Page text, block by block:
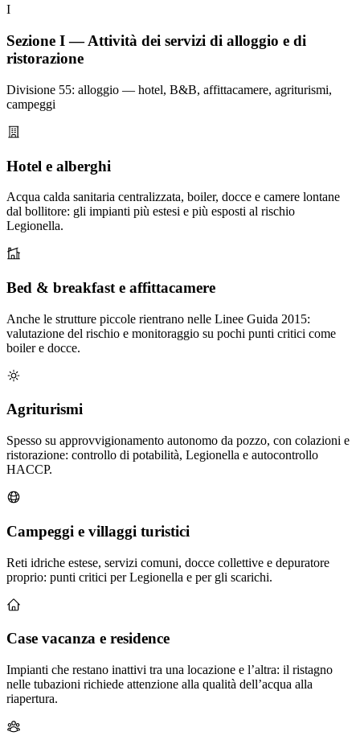
I
Sezione I—Attività dei servizi di alloggio e di
ristorazione
Divisione 55: alloggio — hotel, B&B, affittacamere, agriturismi,
campeggi
Hotel e alberghi
Acqua calda sanitaria centralizzata, boiler, docce e camere lontane
dal bollitore: gli impianti più estesi e più esposti al rischio
Legionella.
Bed & breakfast e affittacamere
Anche le strutture piccole rientrano nelle Linee Guida 2015:
valutazione del rischio e monitoraggio su pochi punti critici come
boiler e docce.
Agriturismi
Spesso su approvvigionamento autonomo da pozzo, con colazioni e
ristorazione: controllo di potabilità, Legionella e autocontrollo
HACCP.
Campeggi e villaggi turistici
Reti idriche estese, servizi comuni, docce collettive e depuratore
proprio: punti critici per Legionella e per gli scarichi.
Case vacanza e residence
Impianti che restano inattivi tra una locazione e l’altra: il ristagno
nelle tubazioni richiede attenzione alla qualità dell’acqua alla
riapertura.